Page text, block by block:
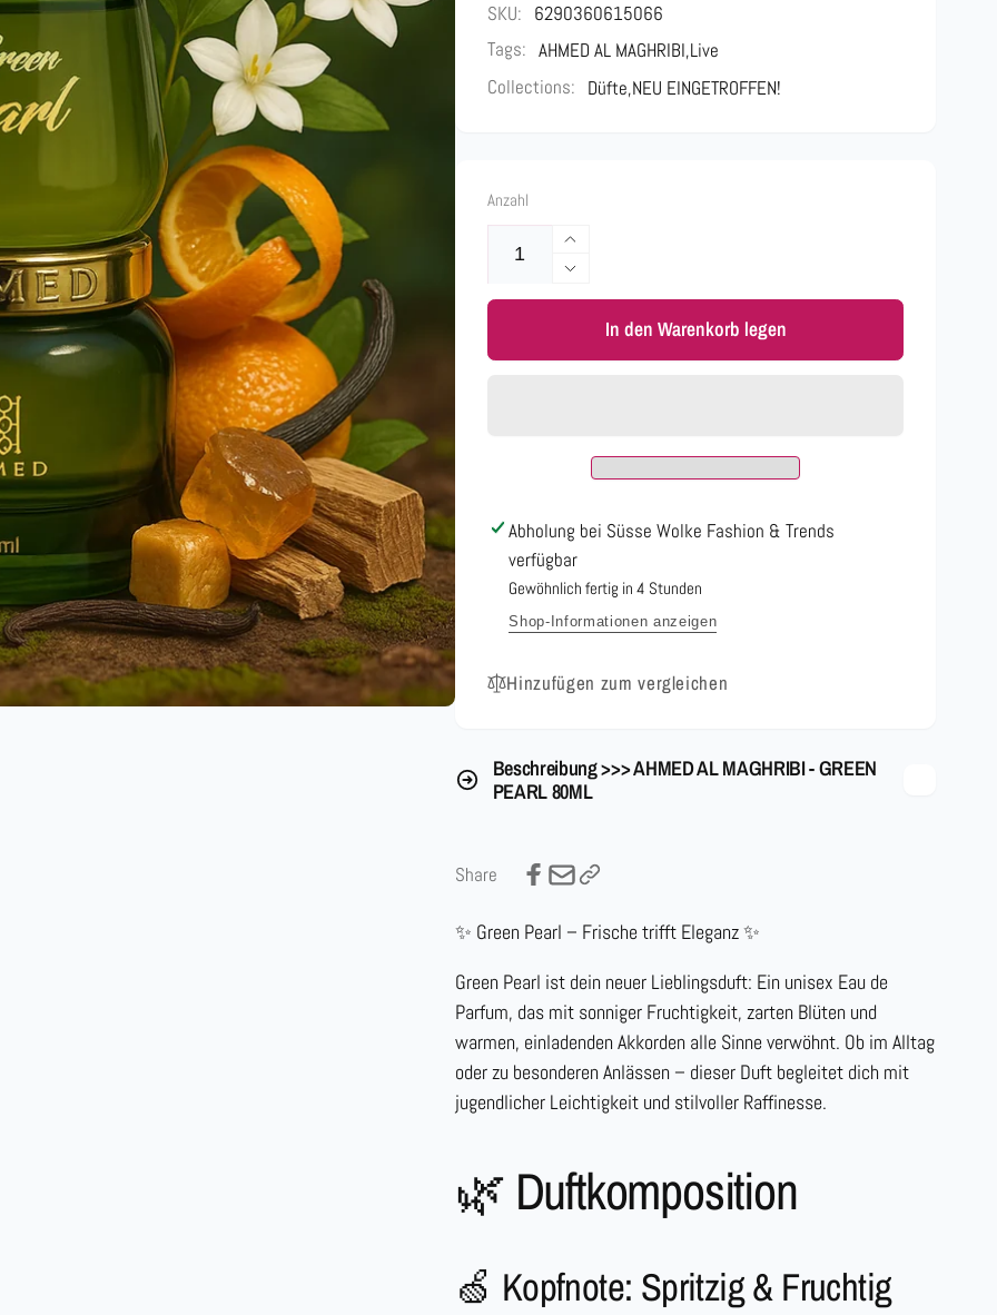
SKU: 6290360615066
Tags: AHMED AL MAGHRIBI,Live
Collections: Düfte,NEU EINGETROFFEN!
Anzahl
Erhöhe
die
Menge
GREEN
PEARL
Verringere
die
Menge
für
GREEN
80ML
In den Warenkorb legen
Abholung bei Süsse Wolke Fashion & Trends
verfügbar
Gewöhnlich fertig in 4 Stunden
Shop-Informationen anzeigen
Hinzufügen zum vergleichen
Beschreibung >>> AHMED AL MAGHRIBI - GREEN
PEARL 80ML
Share
✨ Green Pearl – Frische trifft Eleganz ✨
Green Pearl ist dein neuer Lieblingsduft: Ein unisex Eau de
Parfum, das mit sonniger Fruchtigkeit, zarten Blüten und
warmen, einladenden Akkorden alle Sinne verwöhnt. Ob im Alltag
oder zu besonderen Anlässen – dieser Duft begleitet dich mit
jugendlicher Leichtigkeit und stilvoller Raffinesse.
🌿 Duftkomposition
🍏 Kopfnote: Spritzig & Fruchtig